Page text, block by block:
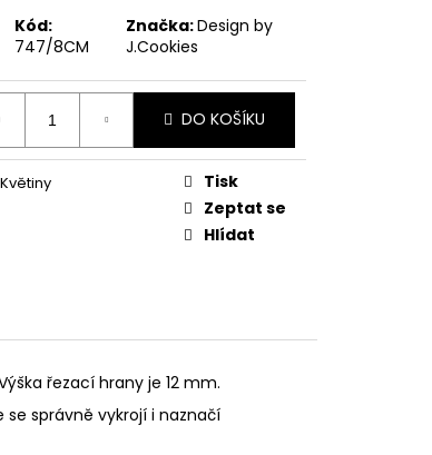
Kód:
747/8CM
Značka:Design by
J.Cookies
DO KOŠÍKU
Tisk
Zeptat se
Hlídat
řezací hrany je 12 mm.
se správně vykrojí i naznačí